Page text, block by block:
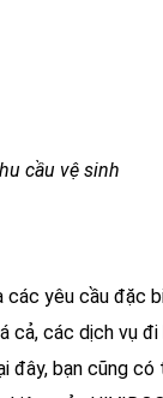
cầu vệ sinh
yêu cầu đặc
cả, các dịch vụ
đây, bạn cũng